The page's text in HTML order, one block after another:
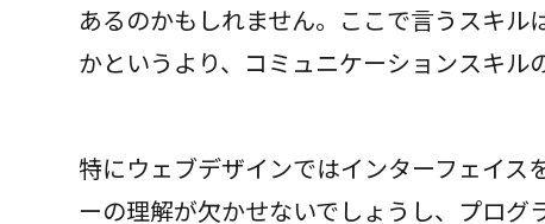
あるのかもしれません。ここで言うスキ
かというより、コミュニケーションスキル
特にウェブデザインではインターフェイス
ーの理解が欠かせないでしょうし、プロ